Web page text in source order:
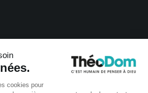
cookies pour